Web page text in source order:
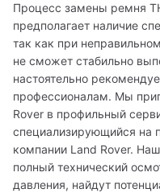
Процесс замены ремня
предполагает наличие
так как при
не сможет стабильно
настоятельно
профессионалам. Мы
Rover в профильный
специализирующийся на
компании Land Rover.
полный технический
давления, найдут